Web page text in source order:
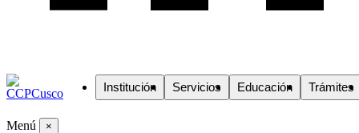
Institución Servicios Educación Trámites
Menú ×